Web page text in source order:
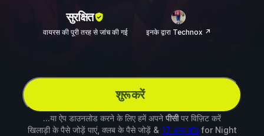
सुरक्षित
वायरस की पूरी तरह से जांच की गई इनके द्वारा Technox ↗
शुरू करें
...या ऐप डाउनलोड करने के लिए हमें अपने पीसीपर विज़िट करें
खिलाड़ी के पैसे जोड़ें पाएं, क्लब के पैसे जोड़ें & 17 अन्य मॉडfor Night